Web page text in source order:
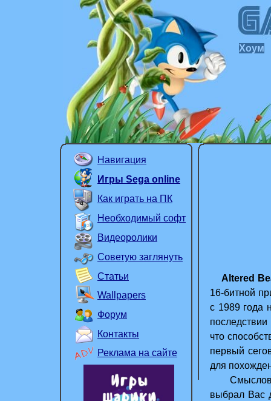
Хоум
Altered
16-битной
с 1989 года
что
первый
для
выбрал Вас
Навигация
Как играть на ПК
Советую заглянуть
Wallpapers
Необходимый софт
Контакты
Форум
Реклама на сайте
Статьи
Видеоролики
Игры Sega online